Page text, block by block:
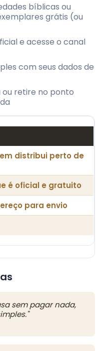
bíblicas ou
grátis (ou
e acesse o canal
com seus dados de
ou retire no ponto
distribui perto de
é oficial e gratuito
para envio
sem pagar nada,